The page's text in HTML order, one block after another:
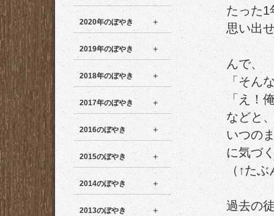
2020年のぼやき
2019年のぼやき
2018年のぼやき
2017年のぼやき
2016のぼやき
2015のぼやき
2014のぼやき
2013のぼやき
たった1
思い出
んで、
「そん
「え！
などと
いつの
に気づ
（↑た
過去の